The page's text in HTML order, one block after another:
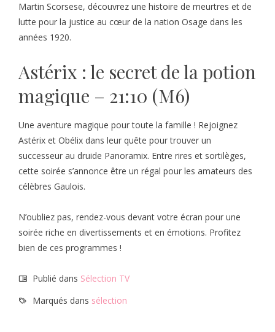
Martin Scorsese, découvrez une histoire de meurtres et de
lutte pour la justice au cœur de la nation Osage dans les
années 1920.
Astérix : le secret de la potion
magique – 21:10 (M6)
Une aventure magique pour toute la famille ! Rejoignez
Astérix et Obélix dans leur quête pour trouver un
successeur au druide Panoramix. Entre rires et sortilèges,
cette soirée s’annonce être un régal pour les amateurs des
célèbres Gaulois.
N’oubliez pas, rendez-vous devant votre écran pour une
soirée riche en divertissements et en émotions. Profitez
bien de ces programmes !
Publié dans Sélection TV
Marqués dans sélection